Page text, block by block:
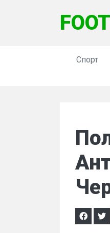
Спорт